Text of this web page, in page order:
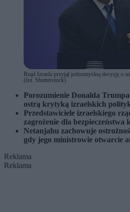
Rząd Izraela przyjął jednomyślną decyzję o
(fot. Shutterstock)
Porozumienie Donalda Trumpa
ostrą krytyką izraelskich
Przedstawiciele izraelskiego
zagrożenie dla bezpieczeństwa
Netanjahu zachowuje
gdy jego ministrowie otwarcie
Reklama
Reklama